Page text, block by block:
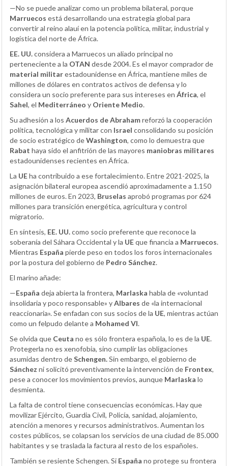
—No se puede analizar como un problema bilateral, porque
Marruecos está desarrollando una estrategia global para
convertir al reino alauí en la potencia política, militar, industrial y
logística del norte de África.
EE. UU.considera a Marruecos un aliado principal no
perteneciente a la OTAN desde 2004. Es el mayor comprador de
material militarestadounidense en África, mantiene miles de
millones de dólares en contratos activos de defensa y lo
considera un socio preferente para sus intereses en África, el
Sahel, el Mediterráneo y Oriente Medio.
Su adhesión a los Acuerdos de Abrahamreforzó la cooperación
política, tecnológica y militar con Israel consolidando su posición
de socio estratégico deWashington, como lo demuestra que
Rabat haya sido el anfitrión de las mayores maniobras militares
estadounidenses recientes en África.
La UEha contribuido a ese fortalecimiento. Entre 2021-2025, la
asignación bilateral europea ascendió aproximadamente a 1.150
millones de euros. En 2023, Bruselas aprobó programas por 624
millones para transición energética, agricultura y control
migratorio.
En síntesis, EE. UU.como socio preferente que reconoce la
soberanía del Sáhara Occidental y la UEque financia a Marruecos.
Mientras España pierde peso en todos los foros internacionales
por la postura del gobierno de Pedro Sánchez.
El marino añade:
—España deja abierta la frontera, Marlaska habla de «voluntad
insolidaria y poco responsable» yAlbares de «la internacional
reaccionaria». Se enfadan con sus socios de la UE, mientras actúan
como un felpudo delante a Mohamed VI.
Se olvida que Ceuta no es sólo frontera española, lo es de la UE.
Protegerla no es xenofobia, sino cumplir las obligaciones
asumidas dentro deSchengen.Sin embargo, el gobierno de
Sánchez ni solicitó preventivamente la intervención de Frontex,
pese a conocer los movimientos previos, aunque Marlaska lo
desmienta.
La falta de control tiene consecuencias económicas. Hay que
movilizar Ejército, Guardia Civil, Policía, sanidad, alojamiento,
atención a menores y recursos administrativos. Aumentan los
costes públicos, se colapsan los servicios de una ciudad de 85.000
habitantes y se traslada la factura al resto de los españoles.
También se resiente Schengen. Si España no protege su frontera